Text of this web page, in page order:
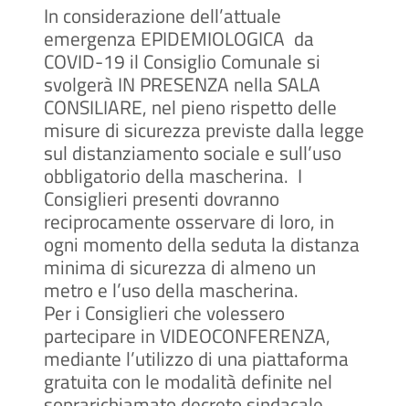
In considerazione dell’attuale
emergenza EPIDEMIOLOGICA da
COVID-19 il Consiglio Comunale si
svolgerà IN PRESENZA nella SALA
CONSILIARE, nel pieno rispetto delle
misure di sicurezza previste dalla legge
sul distanziamento sociale e sull’uso
obbligatorio della mascherina. I
Consiglieri presenti dovranno
reciprocamente osservare di loro, in
ogni momento della seduta la distanza
minima di sicurezza di almeno un
metro e l’uso della mascherina.
Per i Consiglieri che volessero
partecipare in VIDEOCONFERENZA,
mediante l’utilizzo di una piattaforma
gratuita con le modalità definite nel